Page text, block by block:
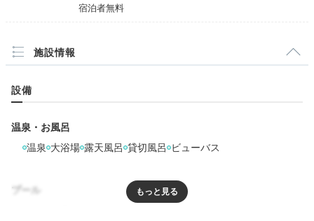
宿泊者無料
施設情報
設備
温泉・お風呂
温泉 大浴場 露天風呂 貸切風呂 ビューバス
プール